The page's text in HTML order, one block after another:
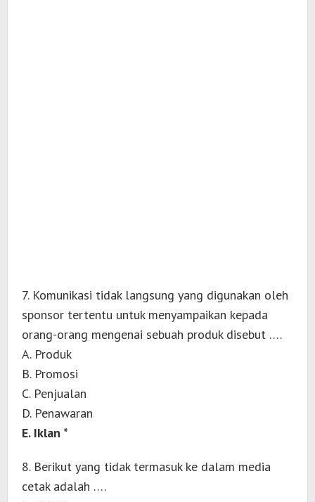
7. Komunikasi tidak langsung yang digunakan oleh
sponsor tertentu untuk menyampaikan kepada
orang-orang mengenai sebuah produk disebut ….
A. Produk
B. Promosi
C. Penjualan
D. Penawaran
E. Iklan *
8. Berikut yang tidak termasuk ke dalam media
cetak adalah ….